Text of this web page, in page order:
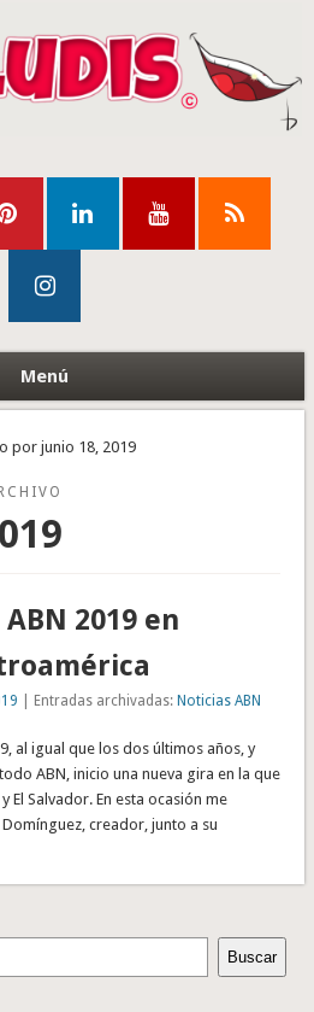
Menú
por junio 18, 2019
2019 en
| Entradas archivadas:Noticias ABN
al igual que los dos últimos años, y
ABN, inicio una nueva gira en la que
El Salvador. En esta ocasión me
creador, junto a su
Buscar